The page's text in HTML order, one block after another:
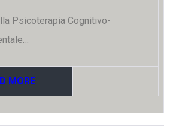
Psicoterapia Cognitivo-
MORE